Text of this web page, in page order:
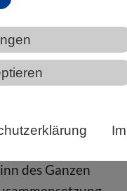
Rufe zu
Laut
des Ganzen